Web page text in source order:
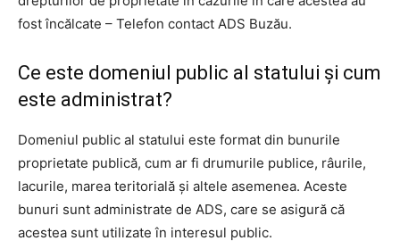
fost încălcate – Telefon contact ADS Buzău.
Ce este domeniul public al statului şi cum
este administrat?
Domeniul public al statului este format din bunurile
proprietate publică, cum ar fi drumurile publice, râurile,
lacurile, marea teritorială şi altele asemenea. Aceste
bunuri sunt administrate de ADS, care se asigură că
acestea sunt utilizate în interesul public.